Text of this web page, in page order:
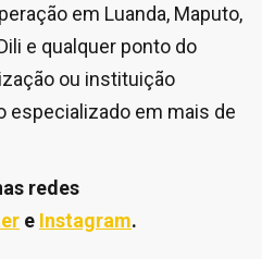
em Luanda, Maputo,
e qualquer ponto do
ou instituição
especializado em mais de
redes
e Instagram.